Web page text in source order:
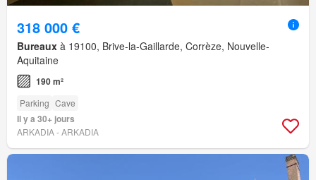
318 000 €
Bureaux à 19100, Brive-la-Gaillarde, Corrèze, Nouvelle-
Aquitaine
190 m²
Parking Cave
Il y a 30+ jours
ARKADIA - ARKADIA